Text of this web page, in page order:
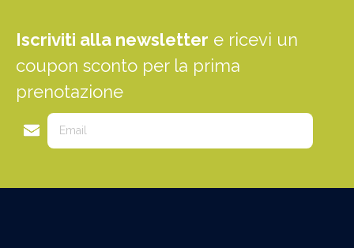
Iscriviti alla newsletter e ricevi un
coupon sconto per la prima
prenotazione